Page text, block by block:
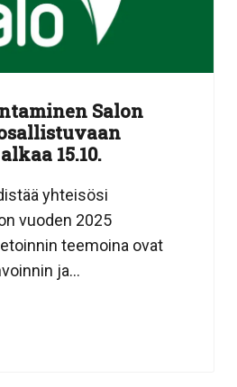
Salon
15.10.
yhteisösi
vuoden 2025
teemoina ovat
ja...